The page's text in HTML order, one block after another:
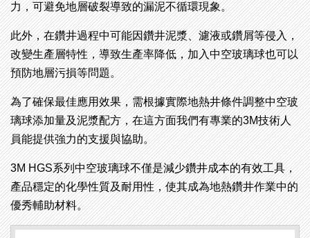
力，可避免地層破裂導致的漏泥不循環現象。
此外，在鑽井過程中可能因鑽井泥漿、濾液或鑽屑等侵入，
改變生產層特性，導致生產率降低，加入中空玻璃球也可以
預防地層污損等問題。
為了確保最佳應用效果，需根據實際地熱井條件調整中空玻
璃球添加量及泥漿配方，在這方面我們有專業的3M技術人
員能提供強力的支援與協助。
3M HGS系列中空玻璃球不僅是減少鑽井成本的有效工具，
產品穩定的化學性質及耐用性，使其成為地熱鑽井作業中的
優秀輔助材料。